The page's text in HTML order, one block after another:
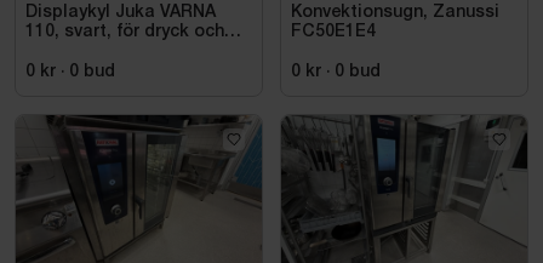
Displaykyl Juka VARNA
110, svart, för dryck och
0 kr · 0 bud
Konvektionsugn, Zanussi
FC50E1E4
0 kr · 0 bud